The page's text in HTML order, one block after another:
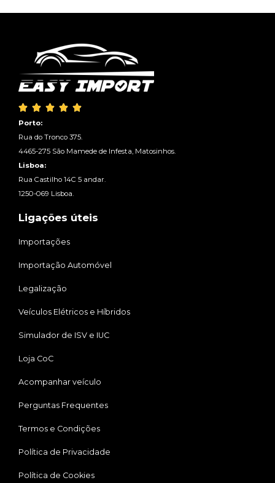
    
Porto:
Rua do Tronco 375.
4465-275 São Mamede de Infesta, Matosinhos.
Lisboa:
Rua Castilho 14C 5 andar.
1250-069 Lisboa.
Ligações úteis
Importações
Importação Automóvel
Legalização
Veículos Elétricos e Híbridos
Simulador de ISV e IUC
Loja CoC
Acompanhar veículo
Perguntas Frequentes
Termos e Condições
Política de Privacidade
Política de Cookies